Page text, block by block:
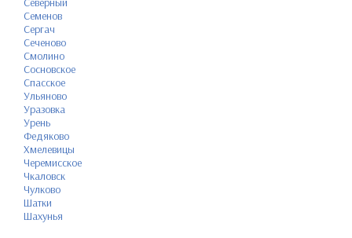
Семенов
Сергач
Сеченово
Смолино
Сосновское
Спасское
Ульяново
Уразовка
Урень
Федяково
Хмелевицы
Черемисское
Чкаловск
Чулково
Шатки
Шахунья